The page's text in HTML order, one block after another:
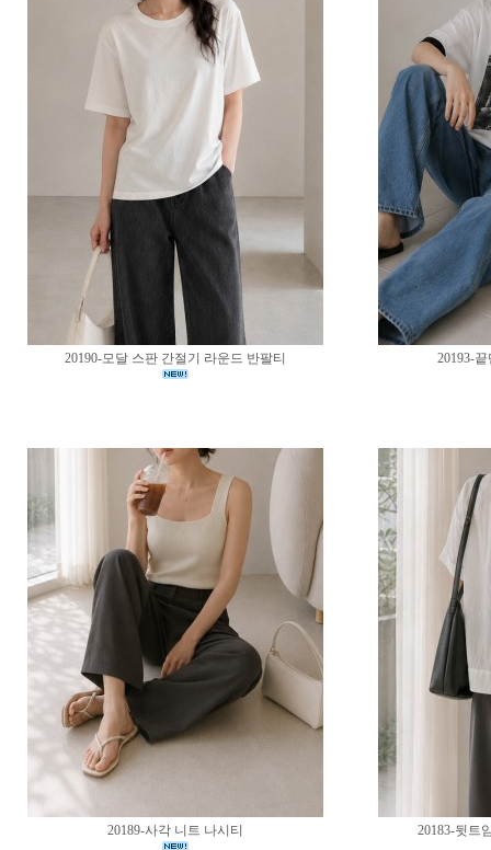
20190-모달 스판 간절기 라운드 반팔티 20193-
20189-사각 니트 나시티 20183-뒷트